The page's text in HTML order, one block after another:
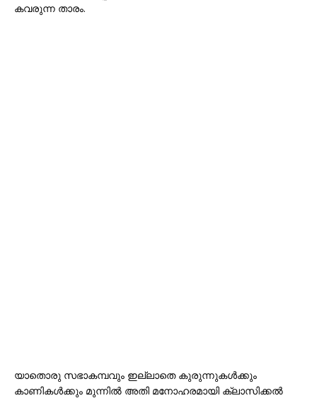
കവരുന്ന താരം.
യാതൊരു സഭാകമ്പവും ഇല്ലാതെ കുരുന്നുകൾക്കും
കാണികൾക്കും മുന്നിൽ അതി മനോഹരമായി ക്ലാസിക്കൽ